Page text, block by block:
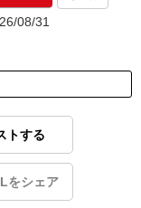
08/31
トする
をシェア